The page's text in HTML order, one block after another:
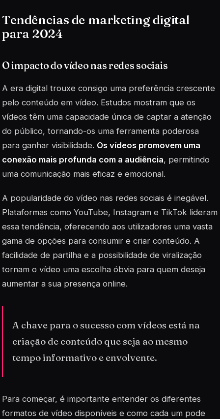
Tendências de marketing digital
para 2024
O impacto do vídeo nas redes sociais
A era digital trouxe consigo uma preferência crescente
pelo conteúdo em vídeo. Estudos mostram que os
vídeos têm uma capacidade única de captar a atenção
do público, tornando-os uma ferramenta poderosa
para ganhar visibilidade. Os vídeos promovem uma
conexão mais profunda com a audiência, permitindo
uma comunicação mais eficaz e emocional.
A popularidade do vídeo nas redes sociais é inegável.
Plataformas como YouTube, Instagram e TikTok lideram
essa tendência, oferecendo aos utilizadores uma vasta
gama de opções para consumir e criar conteúdo. A
facilidade de partilha e a possibilidade de viralização
tornam o vídeo uma escolha óbvia para quem deseja
aumentar a sua presença online.
A chave para o sucesso com vídeos está na
criação de conteúdo que seja ao mesmo
tempo informativo e envolvente.
Para começar, é importante entender os diferentes
formatos de vídeo disponíveis e como cada um pode